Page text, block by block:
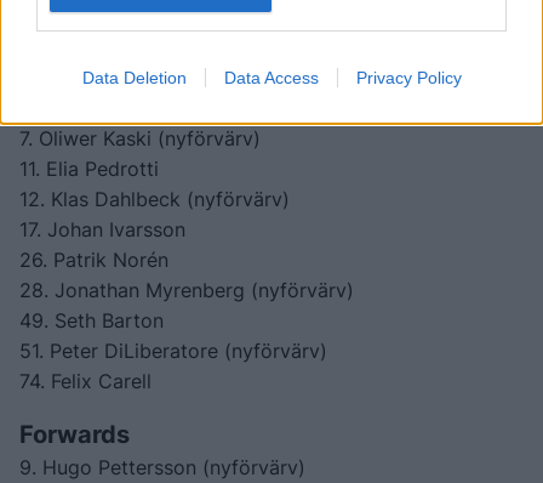
Data Deletion Data Access Privacy Policy
4. Martin Schreiber
7. Oliwer Kaski (nyförvärv)
11. Elia Pedrotti
12. Klas Dahlbeck (nyförvärv)
17. Johan Ivarsson
26. Patrik Norén
28. Jonathan Myrenberg (nyförvärv)
49. Seth Barton
51. Peter DiLiberatore (nyförvärv)
74. Felix Carell
Forwards
9. Hugo Pettersson (nyförvärv)